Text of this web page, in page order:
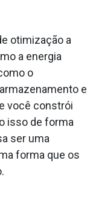
otimização a
a energia
o
e
você constrói
isso de forma
ser uma
forma que os